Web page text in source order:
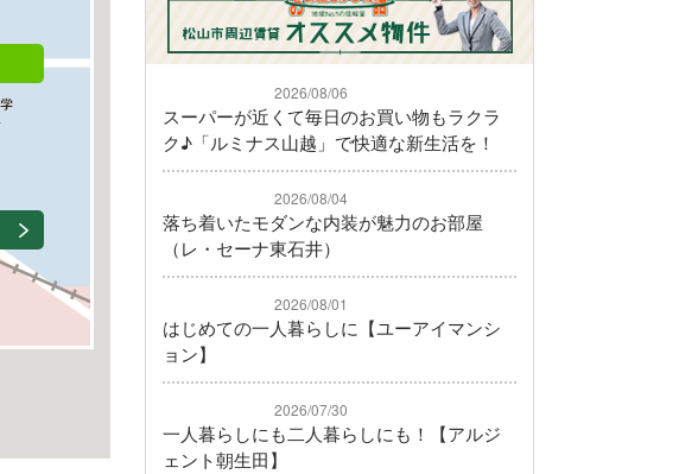
2026/08/06
スーパーが近くて毎日のお買い物もラクラ
ク♪「ルミナス山越」で快適な新生活を！
2026/08/04
落ち着いたモダンな内装が魅力のお部屋
（レ・セーナ東石井）
2026/08/01
はじめての一人暮らしに【ユーアイマンシ
ョン】
2026/07/30
一人暮らしにも二人暮らしにも！【アルジ
ェント朝生田】